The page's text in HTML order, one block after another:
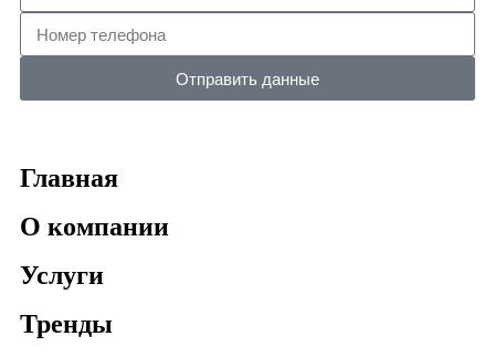
Отправить данные
Главная
О компании
Услуги
Тренды